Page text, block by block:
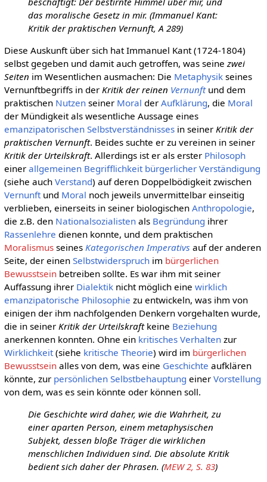
das moralische Gesetz in mir. (Immanuel Kant:
Kritik der praktischen Vernunft, A 289)
Diese Auskunft über sich hat Immanuel Kant (1724-1804)
selbst gegeben und damit auch getroffen, was seine zwei
Seiten im Wesentlichen ausmachen: Die Metaphysikseines
Vernunftbegriffs in der Kritik der reinen Vernunftund dem
praktischen Nutzenseiner Moral der Aufklärung, die Moral
der Mündigkeit als wesentliche Aussage eines
emanzipatorischen Selbstverständnissesin seiner Kritik der
praktischen Vernunft. Beides suchte er zu vereinen in seiner
Kritik der Urteilskraft. Allerdings ist er als erster Philosoph
einer allgemeinen Begrifflichkeit bürgerlicher Verständigung
(siehe auch Verstand) auf deren Doppelbödigkeit zwischen
Vernunftund Moral noch jeweils unvermittelbar einseitig
verblieben, einerseits in seiner biologischen Anthropologie,
die z.B. den Nationalsozialistenals Begründung ihrer
Rassenlehre dienen konnte, und dem praktischen
Moralismusseines Kategorischen Imperativs auf der anderen
Seite, der einen Selbstwiderspruchim bürgerlichen
Bewusstseinbetreiben sollte. Es war ihm mit seiner
Auffassung ihrer Dialektiknicht möglich eine wirklich
emanzipatorische Philosophie zu entwickeln, was ihm von
einigen der ihm nachfolgenden Denkern vorgehalten wurde,
die in seiner Kritik der Urteilskraftkeine Beziehung
anerkennen konnten. Ohne ein kritisches Verhaltenzur
Wirklichkeit(siehe kritische Theorie) wird im bürgerlichen
Bewusstseinalles von dem, was eine Geschichte aufklären
könnte, zur persönlichen Selbstbehauptung einer Vorstellung
von dem, was es sein könnte oder können soll.
Die Geschichte wird daher, wie die Wahrheit, zu
einer aparten Person, einem metaphysischen
Subjekt, dessen bloße Träger die wirklichen
menschlichen Individuen sind. Die absolute Kritik
bedient sich daher der Phrasen. (MEW 2, S. 83)